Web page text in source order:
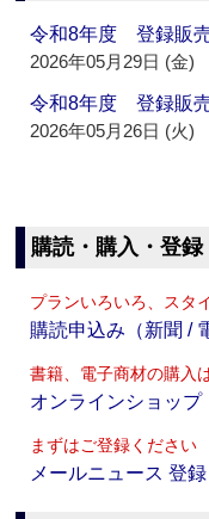
令和8年度 登録販
2026年05月29日 (金)
令和8年度 登録販
2026年05月26日 (火)
購読・購入・登録
プランいろいろ、スタ
購読申込み（新聞 /
書籍、電子商材の購入
オンラインショップ
まずはご登録ください
メールニュース 登録